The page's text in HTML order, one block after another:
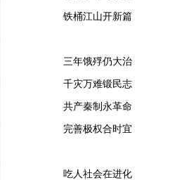
铁桶江山开新篇
三年饿殍仍大治
千灾万难锻民志
共产秦制永革命
完善极权合时宜
吃人社会在进化